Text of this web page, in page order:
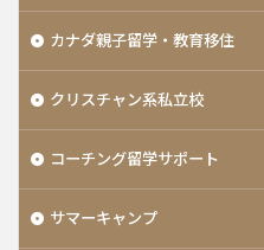
カナダ親子留学・教育移住
クリスチャン系私立校
コーチング留学サポート
サマーキャンプ